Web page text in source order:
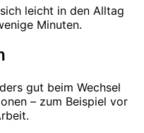
leicht in den Alltag
Minuten.
gut beim Wechsel
– zum Beispiel vor